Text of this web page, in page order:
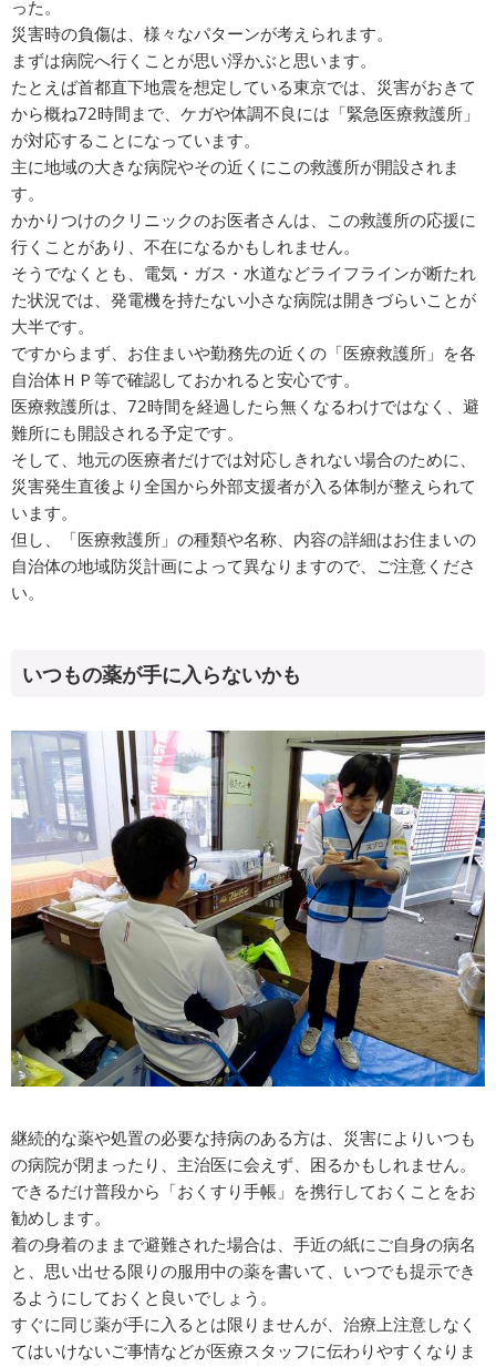
った。
災害時の負傷は、様々なパターンが考えられます。
まずは病院へ行くことが思い浮かぶと思います。
たとえば首都直下地震を想定している東京では、災害がおきて
から概ね72時間まで、ケガや体調不良には「緊急医療救護所」
が対応することになっています。
主に地域の大きな病院やその近くにこの救護所が開設されま
す。
かかりつけのクリニックのお医者さんは、この救護所の応援に
行くことがあり、不在になるかもしれません。
そうでなくとも、電気・ガス・水道などライフラインが断たれ
た状況では、発電機を持たない小さな病院は開きづらいことが
大半です。
ですからまず、お住まいや勤務先の近くの「医療救護所」を各
自治体ＨＰ等で確認しておかれると安心です。
医療救護所は、72時間を経過したら無くなるわけではなく、避
難所にも開設される予定です。
そして、地元の医療者だけでは対応しきれない場合のために、
災害発生直後より全国から外部支援者が入る体制が整えられて
います。
但し、「医療救護所」の種類や名称、内容の詳細はお住まいの
自治体の地域防災計画によって異なりますので、ご注意くださ
い。
いつもの薬が手に入らないかも
継続的な薬や処置の必要な持病のある方は、災害によりいつも
の病院が閉まったり、主治医に会えず、困るかもしれません。
できるだけ普段から「おくすり手帳」を携行しておくことをお
勧めします。
着の身着のままで避難された場合は、手近の紙にご自身の病名
と、思い出せる限りの服用中の薬を書いて、いつでも提示でき
るようにしておくと良いでしょう。
すぐに同じ薬が手に入るとは限りませんが、治療上注意しなく
てはいけないご事情などが医療スタッフに伝わりやすくなりま